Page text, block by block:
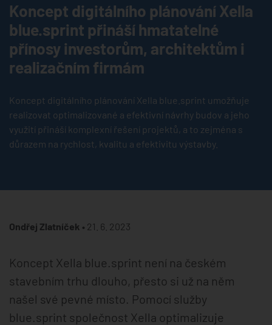
Koncept digitálního plánování Xella
blue.sprint přináší hmatatelné
přínosy investorům, architektům i
realizačním firmám
Koncept digitálního plánování Xella blue.sprint umožňuje
realizovat optimalizované a efektivní návrhy budov a jeho
využití přináší komplexní řešení projektů, a to zejména s
důrazem na rychlost, kvalitu a efektivitu výstavby.
Ondřej Zlatníček • 21. 6. 2023
Koncept Xella blue.sprint není na českém
stavebním trhu dlouho, přesto si už na něm
našel své pevné místo. Pomocí služby
blue.sprint společnost Xella optimalizuje